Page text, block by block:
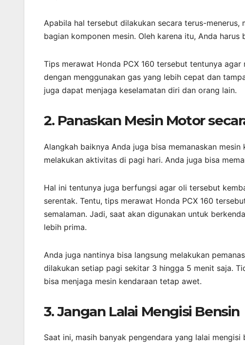
Apabila hal tersebut dilakukan secara terus-menerus,
bagian komponen mesin. Oleh karena itu, Anda harus
Tips merawat Honda PCX 160 tersebut tentunya
dengan menggunakan gas yang lebih cepat dan
juga dapat menjaga keselamatan diri dan orang lain.
2. Panaskan Mesin Motor
Alangkah baiknya Anda juga bisa memanaskan
melakukan aktivitas di pagi hari. Anda juga bisa
Hal ini tentunya juga berfungsi agar oli tersebut
serentak. Tentu, tips merawat Honda PCX 160
semalaman. Jadi, saat akan digunakan untuk
lebih prima.
Anda juga nantinya bisa langsung melakukan
dilakukan setiap pagi sekitar 3 hingga 5 menit saja.
bisa menjaga mesin kendaraan tetap awet.
3. Jangan Lalai Mengisi Bensin
Saat ini, masih banyak pengendara yang lalai